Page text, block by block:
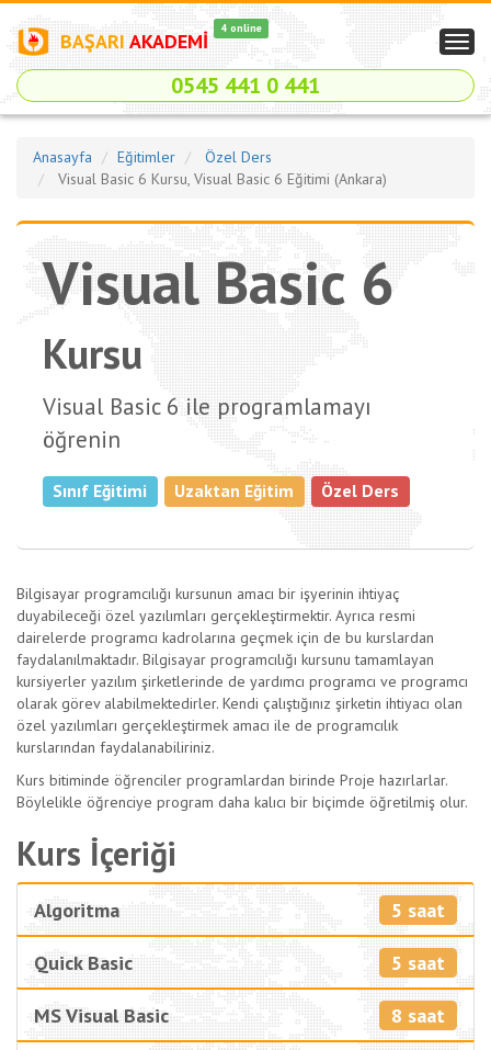
BAŞARIAKADEMİ
4 online
0545 441 0 441
Anasayfa Eğitimler
Özel Ders
Visual Basic 6 Kursu, Visual Basic 6 Eğitimi (Ankara)
Visual Basic 6
Kursu
Visual Basic 6 ile programlamayı
öğrenin
Sınıf Eğitimi Uzaktan Eğitim Özel Ders
Bilgisayar programcılığı kursunun amacı bir işyerinin ihtiyaç
duyabileceği özel yazılımları gerçekleştirmektir. Ayrıca resmi
dairelerde programcı kadrolarına geçmek için de bu kurslardan
faydalanılmaktadır. Bilgisayar programcılığı kursunu tamamlayan
kursiyerler yazılım şirketlerinde de yardımcı programcı ve programcı
olarak görev alabilmektedirler. Kendi çalıştığınız şirketin ihtiyacı olan
özel yazılımları gerçekleştirmek amacı ile de programcılık
kurslarından faydalanabiliriniz.
Kurs bitiminde öğrenciler programlardan birinde Proje hazırlarlar.
Böylelikle öğrenciye program daha kalıcı bir biçimde öğretilmiş olur.
Kurs İçeriği
5 saat
Algoritma
5 saat
Quick Basic
8 saat
MS Visual Basic